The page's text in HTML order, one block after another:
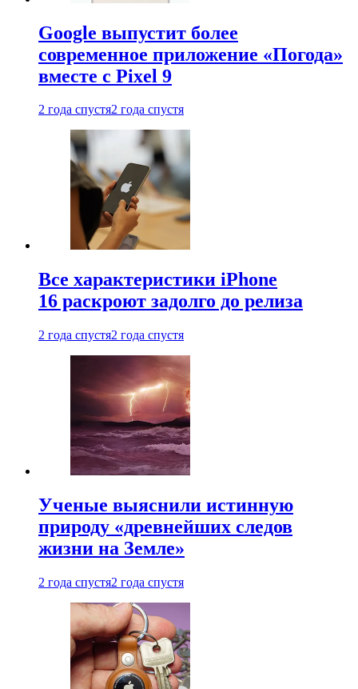
Google выпустит более
современное приложение «Погода»
вместе с Pixel 9
2 года спустя2 года спустя
Все характеристики iPhone
16 раскроют задолго до релиза
2 года спустя2 года спустя
Ученые выяснили истинную
природу «древнейших следов
жизни на Земле»
2 года спустя2 года спустя